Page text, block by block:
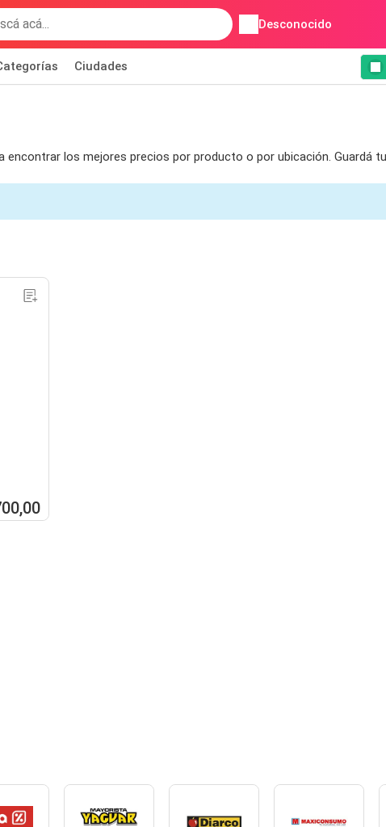
Desconocido
Ciudades
los mejores precios por producto o por ubicación. Guardá